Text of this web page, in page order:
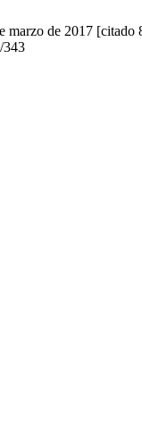
de 2017 [citado
343